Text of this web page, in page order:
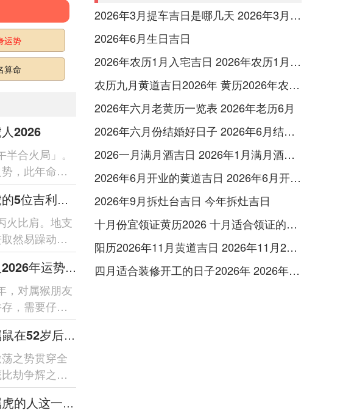
运势
算命
2026
合火局」。
，此年命局
1986年属虎的人2026年怎么样 1986年属虎的5位吉利数字
火比肩。地支
然易躁动；
1992年属猴的人2026年运势 1992年属猴人2026年运势及运程
，对属猴朋友
，需要仔细
1972年属鼠在2026年的全年运势 1972年属鼠在52岁后的运气
之势贯穿全
劫争辉之
1986年属虎的人2026年感情运势 1986年属虎的人这一生婚姻怎么样
2026年3月提车吉日是哪几天 2026年3月26号提车
2026年6月生日吉日
2026年农历1月入宅吉日 2026年农历1月入宅最好的日子
农历九月黄道吉日2026年 黄历2026年农历九月黄道吉日查询
2026年六月老黄历一览表 2026年老历6月
2026年六月份结婚好日子 2026年6月结婚好吗
2026一月满月酒吉日 2026年1月满月酒吉日
2026年6月开业的黄道吉日 2026年6月开业黄道吉日查询
2026年9月拆灶台吉日 今年拆灶吉日
十月份宜领证黄历2026 十月适合领证的好日子2026年
阳历2026年11月黄道吉日 2026年11月26日阳历黄道吉日
四月适合装修开工的日子2026年 2026年四月份适合装修开工的黄道吉日